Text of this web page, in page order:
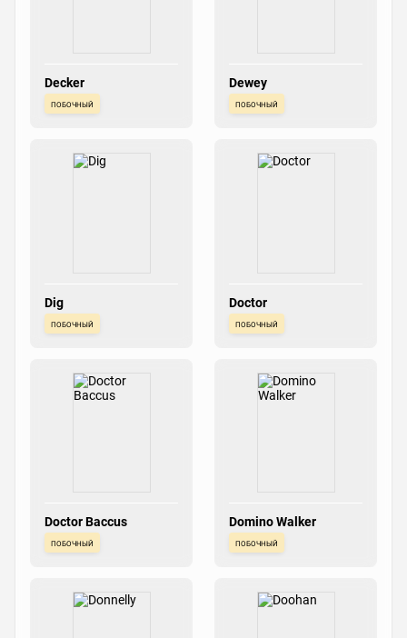
Decker
побочный
Dewey
побочный
Dig
побочный
Doctor
побочный
Doctor Baccus
побочный
Domino Walker
побочный